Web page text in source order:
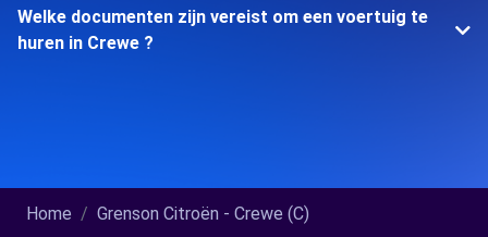
Welke documenten zijn vereist om een voertuig te
huren in Crewe ?
Home Grenson Citroën - Crewe (C)